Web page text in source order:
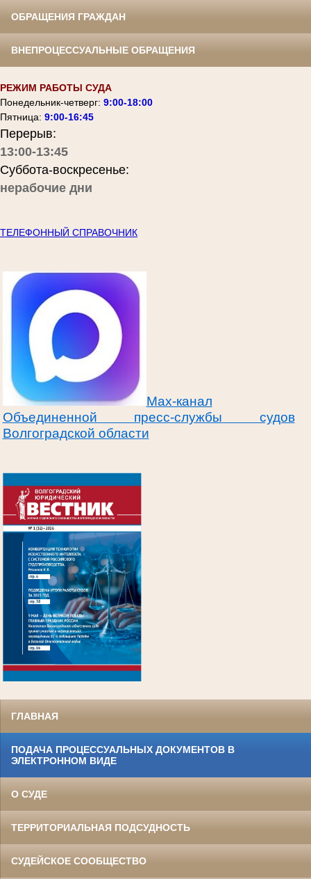
ОБРАЩЕНИЯ ГРАЖДАН
ВНЕПРОЦЕССУАЛЬНЫЕ ОБРАЩЕНИЯ
РЕЖИМ РАБОТЫ СУДА
Понедельник-четверг: 9:00-18:00
Пятница: 9:00-16:45
Перерыв:
13:00-13:45
Суббота-воскресенье:
нерабочие дни
ТЕЛЕФОННЫЙ СПРАВОЧНИК
Max-канал
Объединенной пресс-службы судов
Волгоградской области
ГЛАВНАЯ
ПОДАЧА ПРОЦЕССУАЛЬНЫХ ДОКУМЕНТОВ В
ЭЛЕКТРОННОМ ВИДЕ
О СУДЕ
ТЕРРИТОРИАЛЬНАЯ ПОДСУДНОСТЬ
СУДЕЙСКОЕ СООБЩЕСТВО